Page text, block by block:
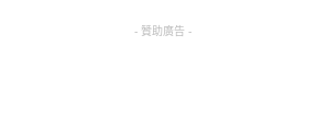
- 贊助廣告 -